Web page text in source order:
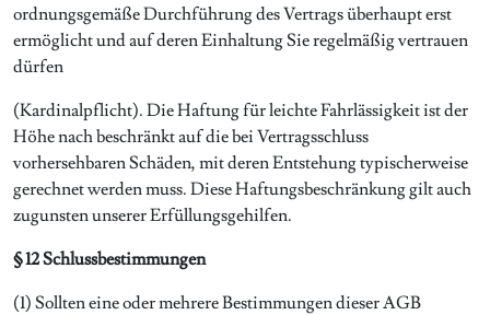
ordnungsgemäße Durchführung des Vertrags überhaupt erst
ermöglicht und auf deren Einhaltung Sie regelmäßig vertrauen
dürfen
(Kardinalpflicht). Die Haftung für leichte Fahrlässigkeit ist der
Höhe nach beschränkt auf die bei Vertragsschluss
vorhersehbaren Schäden, mit deren Entstehung typischerweise
gerechnet werden muss. Diese Haftungsbeschränkung gilt auch
zugunsten unserer Erfüllungsgehilfen.
§ 12 Schlussbestimmungen
(1) Sollten eine oder mehrere Bestimmungen dieser AGB